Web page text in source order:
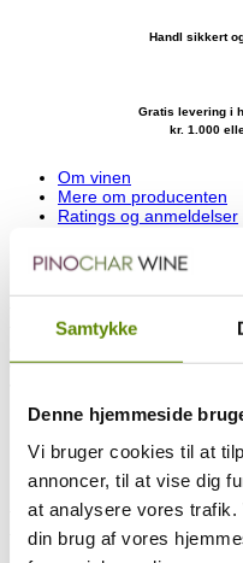
Samtykke
Denne hjemmeside
Vi bruger cookies til at
annoncer, til at vise dig
at analysere vores trafik.
din brug af vores
Handl sikkert
Gratis levering i
kr. 1.000
Om vinen
Mere om producenten
Ratings og anmeldelser
Smagsnoter
frugt fra to marker i
vinstokke med en
Det er uhyre høj kvalitet, der
Denne årgang 2018 er
uhørt høj kvalitet og smager
balance og en vidunderlig
Thomas Morey er 10.
tilbage til midten af den